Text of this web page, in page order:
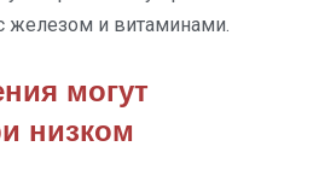
железом и витаминами.
могут
низком